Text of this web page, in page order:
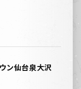
ン仙台泉大沢